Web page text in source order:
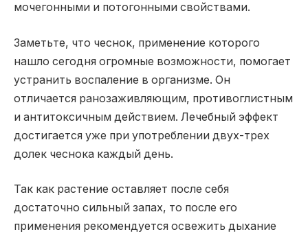
мочегонными и потогонными свойствами.
Заметьте, что чеснок, применение которого
нашло сегодня огромные возможности, помогает
устранить воспаление в организме. Он
отличается ранозаживляющим, противоглистным
и антитоксичным действием. Лечебный эффект
достигается уже при употреблении двух-трех
долек чеснока каждый день.
Так как растение оставляет после себя
достаточно сильный запах, то после его
применения рекомендуется освежить дыхание